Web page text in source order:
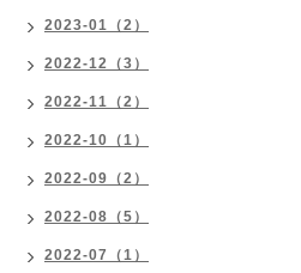
2023-01（2）
2022-12（3）
2022-11（2）
2022-10（1）
2022-09（2）
2022-08（5）
2022-07（1）